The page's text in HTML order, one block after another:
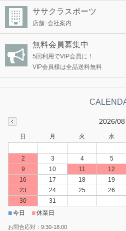
ササクラスポーツ
店舗･会社案内
無料会員募集中
5回利用でVIP会員に！
VIP会員様は全品送料無料
2026/08
日 月 火 水
2
3 4 5
9
10 11 12
16
17 18 19
23
24 25 26
30
31
■今日 ■休業日
お問合応対：9:30-18:00